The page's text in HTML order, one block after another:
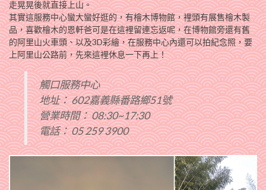
走晃晃後就直接上山。
其實這服務中心蠻大蠻好逛的，有檜木博物館，裡頭有展售檜木製
品，喜歡檜木的恩軒爸可是在這裡留連忘返呢，在博物館旁還有舊
的阿里山火車頭、以及3D彩繪，在服務中心內還可以拍紀念照，要
上阿里山公路前，先來這裡休息一下再上！
觸口服務中心
地址： 602嘉義縣番路鄉51號
營業時間： 08:30~17:30
電話： 05 259 3900